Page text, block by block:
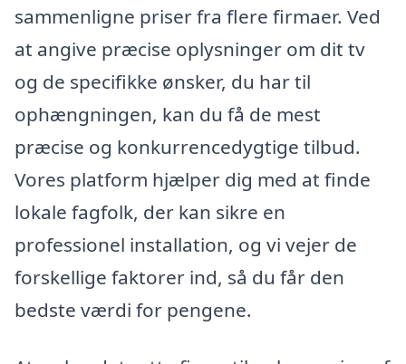
sammenligne priser fra flere firmaer. Ved
at angive præcise oplysninger om dit tv
og de specifikke ønsker, du har til
ophængningen, kan du få de mest
præcise og konkurrencedygtige tilbud.
Vores platform hjælper dig med at finde
lokale fagfolk, der kan sikre en
professionel installation, og vi vejer de
forskellige faktorer ind, så du får den
bedste værdi for pengene.